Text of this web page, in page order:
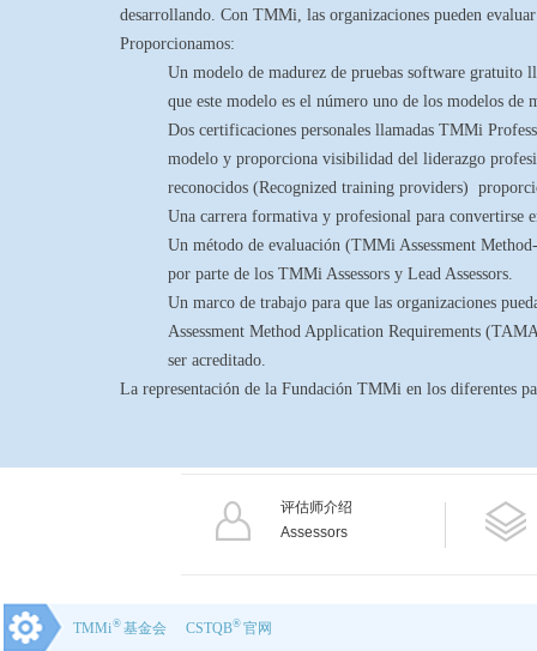
desarrollando. Con TMMi, las organizaciones pueden
Proporcionamos:
Un modelo de madurez de pruebas software
que este modelo es el número uno de los modelos
Dos certificaciones personales llamadas TMMi
modelo y proporciona visibilidad del liderazgo
reconocidos (Recognized training providers)
Una carrera formativa y profesional para convertirse
Un método de evaluación (TMMi Assessment
por parte de los TMMi Assessors y Lead Assessors.
Un marco de trabajo para que las organizaciones
Assessment Method Application Requirements
ser acreditado.
La representación de la Fundación TMMi en los diferentes
CSTQB
基金会
TMMi 官网
® ®
评估师介绍
Assessors